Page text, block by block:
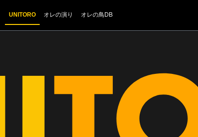
UNITORO オレの演り オレの鳥DB